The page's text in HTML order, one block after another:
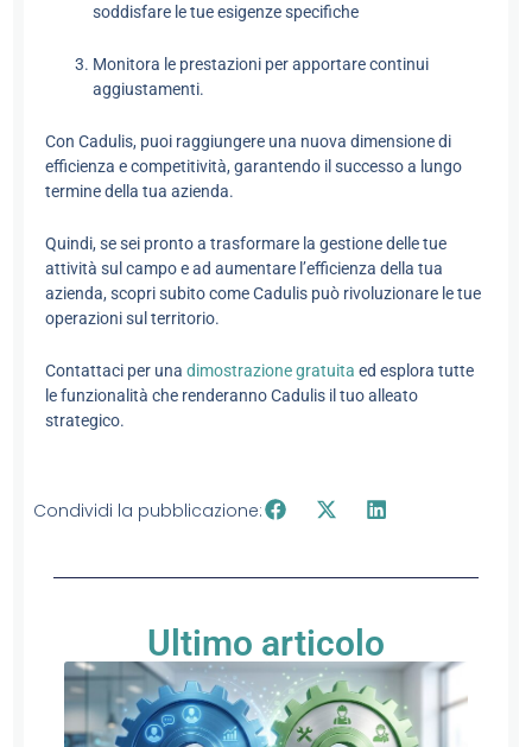
soddisfare le tue esigenze specifiche
Monitora le prestazioni per apportare continui
aggiustamenti.
Con Cadulis, puoi raggiungere una nuova dimensione di
efficienza e competitività, garantendo il successo a lungo
termine della tua azienda.
Quindi, se sei pronto a trasformare la gestione delle tue
attività sul campo e ad aumentare l’efficienza della tua
azienda, scopri subito come Cadulis può rivoluzionare le tue
operazioni sul territorio.
Contattaci per unadimostrazione gratuita ed esplora tutte
le funzionalità che renderanno Cadulis il tuo alleato
strategico.
Condividi la pubblicazione:
Ultimo articolo